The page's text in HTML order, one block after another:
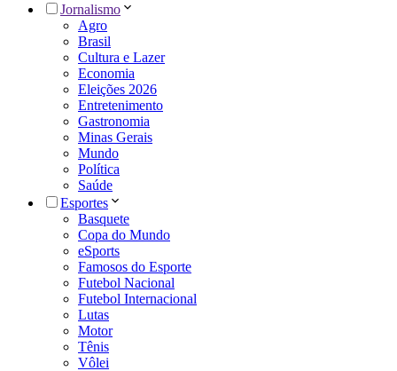
Jornalismo
Agro
Brasil
Cultura e Lazer
Economia
Eleições 2026
Entretenimento
Gastronomia
Minas Gerais
Mundo
Política
Saúde
Esportes
Basquete
Copa do Mundo
eSports
Famosos do Esporte
Futebol Nacional
Futebol Internacional
Lutas
Motor
Tênis
Vôlei